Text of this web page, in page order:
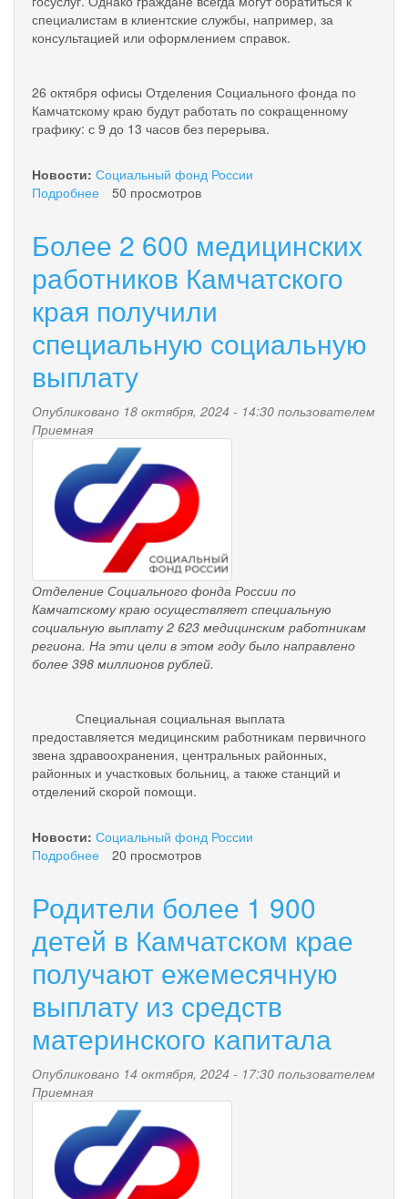
специалистам в клиентские службы, например, за
консультацией или оформлением справок.
26 октября офисы Отделения Социального фонда по
Камчатскому краю будут работать по сокращенному
графику: с 9 до 13 часов без перерыва.
Новости: Социальный фонд России
Подробнее
(в
Отделение
по
Камчатскому
краю
приглашает
граждан
на
50 просмотров
Более 2 600 медицинских
работников Камчатского
края получили
специальную социальную
выплату
Опубликовано 18 октября, 2024 - 14:30 пользователем
Приемная
pensionnyy_fond.png
Отделение Социального фонда России по
Камчатскому краю осуществляет специальную
социальную выплату 2 623 медицинским работникам
региона. На эти цели в этом году было направлено
более 398 миллионов рублей.
Специальная социальная выплата
предоставляется медицинским работникам первичного
звена здравоохранения, центральных районных,
районных и участковых больниц, а также станций и
отделений скорой помощи.
Новости: Социальный фонд России
Подробнее
600
медицинских
работников
края
получили
специальную
социальную
выплату
20 просмотров
Родители более 1 900
детей в Камчатском крае
получают ежемесячную
выплату из средств
материнского капитала
Опубликовано 14 октября, 2024 - 17:30 пользователем
Приемная
pensionnyy_fond.png